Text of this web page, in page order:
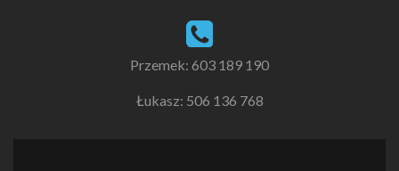
Przemek: 603 189 190
Łukasz: 506 136 768